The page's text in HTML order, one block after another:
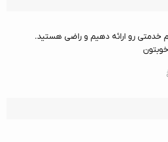
خدمتی رو ارائه دهیم و راضی هستید.